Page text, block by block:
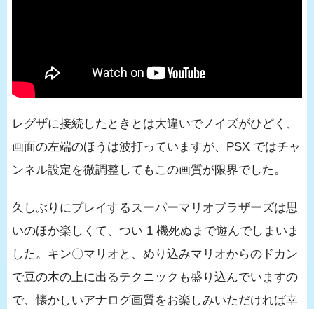
レグザに接続したときとは大違いでノイズがひどく、
画面の左端のほうは波打っていますが、PSX ではチャ
ンネル設定を微調整してもこの画質が限界でした。
久しぶりにプレイするスーパーマリオブラザーズは思
いのほか楽しくて、つい 1 機死ぬまで遊んでしまいま
した。キン〇マリオと、めり込みマリオからのドカン
で豆の木の上に出るテクニックも盛り込んでいますの
で、懐かしいアナログ画質をお楽しみいただければ幸